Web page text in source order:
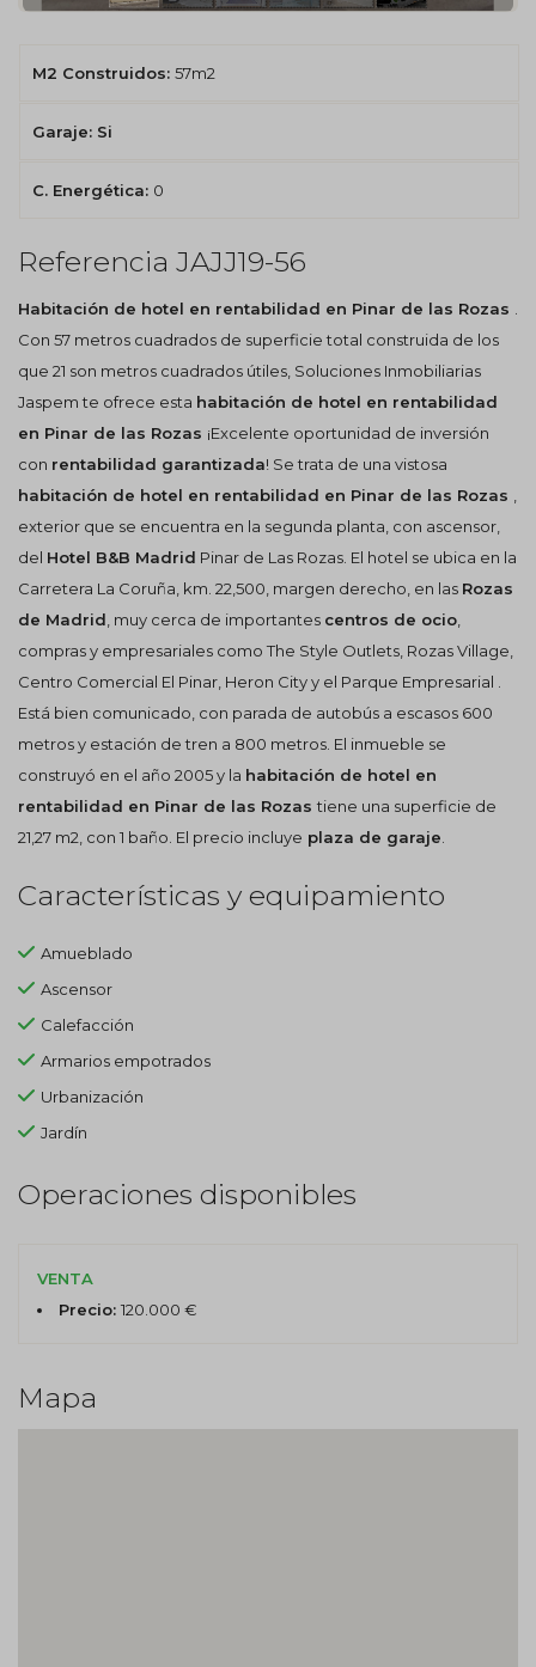
M2 Construidos: 57m2
Garaje: Si
C. Energética: 0
Referencia JAJJ19-56
Habitación de hotel en rentabilidad en Pinar de las Rozas
Con 57 metros cuadrados de superficie total construida de los
que 21 son metros cuadrados útiles, Soluciones Inmobiliarias
Jaspem te ofrece esta habitación de hotel en rentabilidad
en Pinar de las Rozas ¡Excelente oportunidad de inversión
con rentabilidad garantizada! Se trata de una vistosa
habitación de hotel en rentabilidad en Pinar de las Rozas
exterior que se encuentra en la segunda planta, con ascensor,
del Hotel B&B Madrid Pinar de Las Rozas. El hotel se ubica en la
Carretera La Coruña, km. 22,500, margen derecho, en las Rozas
de Madrid , muy cerca de importantes centros de ocio
compras y empresariales como The Style Outlets, Rozas Village,
Centro Comercial El Pinar, Heron City y el Parque Empresarial .
Está bien comunicado, con parada de autobús a escasos 600
metros y estación de tren a 800 metros. El inmueble se
construyó en el año 2005 y la habitación de hotel en
rentabilidad en Pinar de las Rozastiene una superficie de
21,27 m2, con 1 baño. El precio incluye plaza de garaje
Características y equipamiento
Amueblado
Ascensor
Calefacción
Armarios empotrados
Urbanización
Jardín
Operaciones disponibles
VENTA
Precio: 120.000 €
Mapa